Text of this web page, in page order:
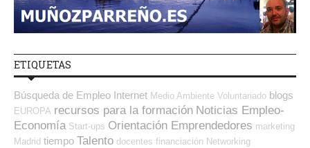
ETIQUETAS
Búsqueda de Empleo Internet Medio Ambiente Voluntariado blogs
EUROPA recursos para la formación Noticias Empleo-
Economía Start-ups Orientación Emprendedores marketing
Madrid tiempo Talento docentes financiación Networking